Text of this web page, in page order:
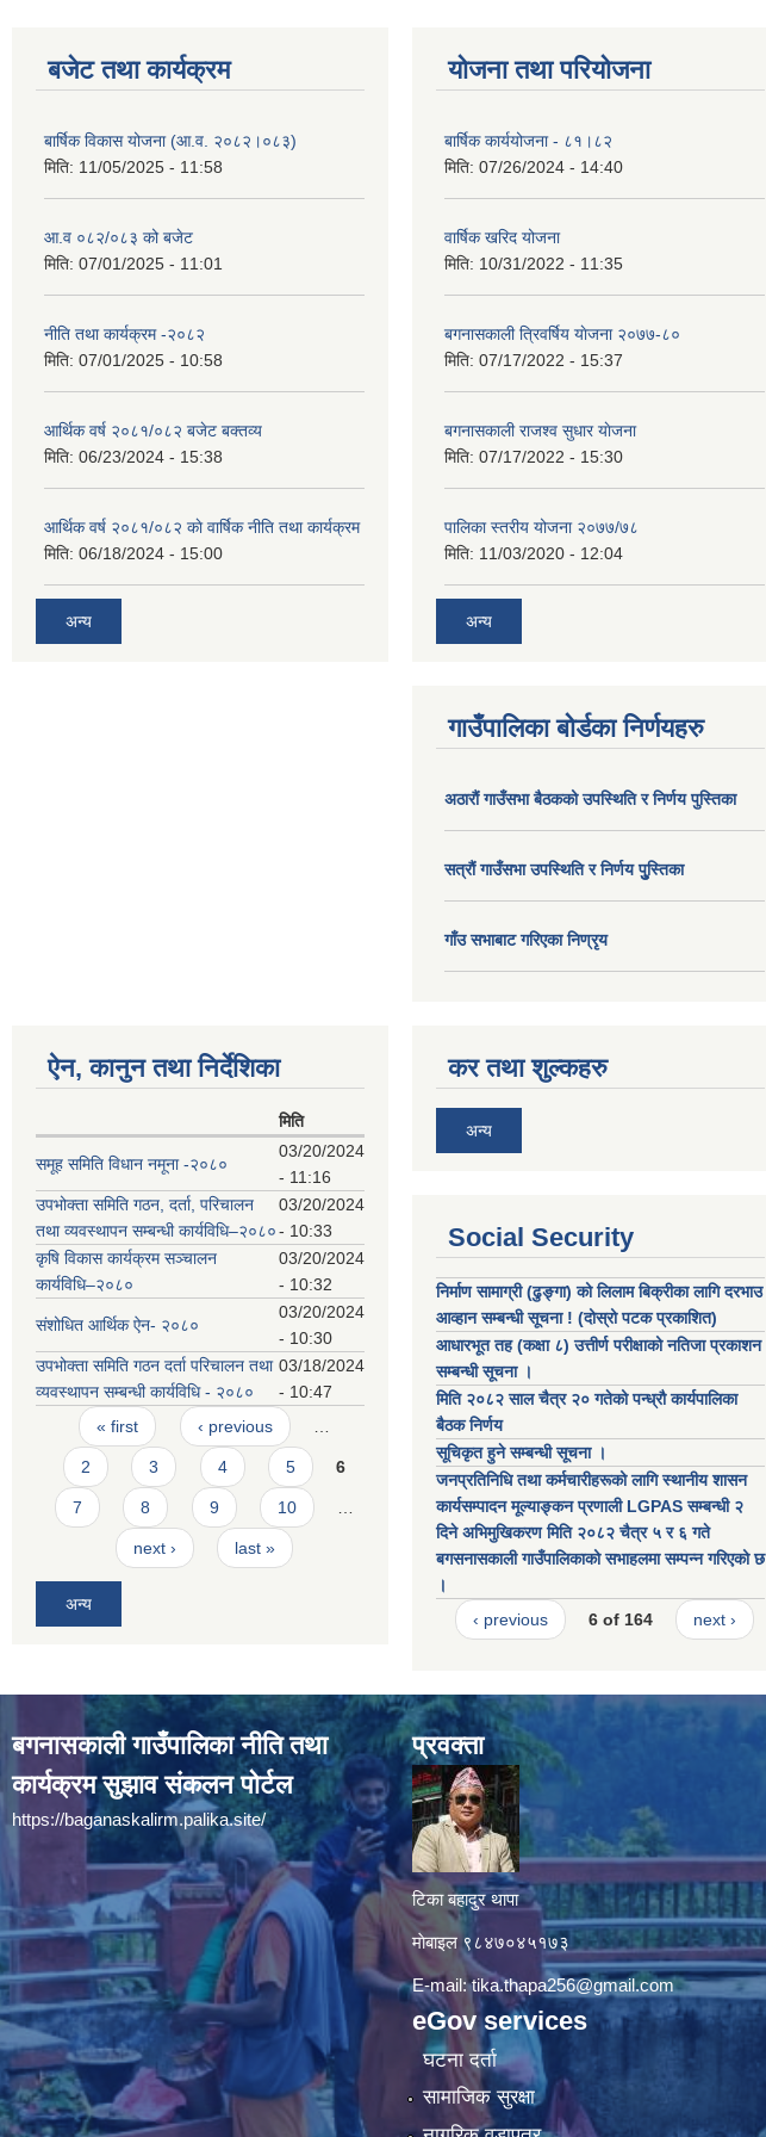
बजेट तथा कार्यक्रम
बार्षिक विकास योजना (आ.व. २०८२।०८३)
मिति: 11/05/2025 - 11:58
आ.व ०८२/०८३ को बजेट
मिति: 07/01/2025 - 11:01
नीति तथा कार्यक्रम -२०८२
मिति: 07/01/2025 - 10:58
आर्थिक वर्ष २०८१/०८२ बजेट बक्तव्य
मिति: 06/23/2024 - 15:38
आर्थिक वर्ष २०८१/०८२ काे वार्षिक नीति तथा कार्यक्रम
मिति: 06/18/2024 - 15:00
अन्य
योजना तथा परियोजना
बार्षिक कार्ययोजना - ८१।८२
मिति: 07/26/2024 - 14:40
वार्षिक खरिद योजना
मिति: 10/31/2022 - 11:35
बगनासकाली त्रिवर्षिय याेजना २०७७-८०
मिति: 07/17/2022 - 15:37
बगनासकाली राजश्व सुधार याेजना
मिति: 07/17/2022 - 15:30
पालिका स्तरीय योजना २०७७/७८
मिति: 11/03/2020 - 12:04
अन्य
गाउँपालिका बोर्डका निर्णयहरु
अठाराैं गाउँसभा बैठकको उपस्थिति र निर्णय पुस्तिका
सत्राैं गाउँसभा उपस्थिति र निर्णय पुु्स्तिका
गाँउ सभाबाट गरिएका निण्रृय
ऐन, कानुन तथा निर्देशिका
मिति
समूह समिति विधान नमूना -२०८०
03/20/2024
- 11:16
उपभोक्ता समिति गठन, दर्ता, परिचालन
तथा व्यवस्थापन सम्बन्धी कार्यविधि–२०८०
03/20/2024
- 10:33
कृषि विकास कार्यक्रम सञ्चालन
कार्यविधि–२०८०
03/20/2024
- 10:32
संशोधित आर्थिक ऐन- २०८०
03/20/2024
- 10:30
उपभोक्ता समिति गठन दर्ता परिचालन तथा
व्यवस्थापन सम्बन्धी कार्यविधि - २०८०
03/18/2024
- 10:47
Pages
« first ‹ previous
2 3 4 5 6
7 8 9 10
next › last »
अन्य
कर तथा शुल्कहरु
अन्य
Social Security
निर्माण सामाग्री (ढुङ्गा) को लिलाम बिक्रीका लागि दरभाउ
आव्हान सम्बन्धी सूचना ! (दोस्रो पटक प्रकाशित)
आधारभूत तह (कक्षा ८) उत्तीर्ण परीक्षाको नतिजा प्रकाशन
सम्बन्धी सूचना ।
मिति २०८२ साल चैत्र २० गतेको पन्ध्रौ कार्यपालिका
बैठक निर्णय
सूचिकृत हुने सम्बन्धी सूचना ।
जनप्रतिनिधि तथा कर्मचारीहरूको लागि स्थानीय शासन
कार्यसम्पादन मूल्याङ्कन प्रणाली LGPAS सम्बन्धी २
दिने अभिमुखिकरण मिति २०८२ चैत्र ५ र ६ गते
बगसनासकाली गाउँपालिकाको सभाहलमा सम्पन्न गरिएको छ
।
‹ previous
6 of 164 next ›
बगनासकाली गाउँपालिका नीति तथा
कार्यक्रम सुझाव संकलन पोर्टल
https://baganaskalirm.palika.site/
प्रवक्ता
टिका बहादुर थापा
माे‍बाइल ९८४७०४५१७३
E-mail:tika.thapa256@gmail.com
eGov services
घटना दर्ता
सामाजिक सुरक्षा